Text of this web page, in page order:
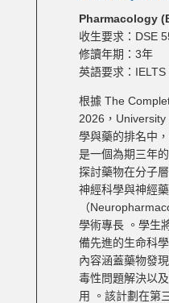
Pharmacology
收生要求：DSE
修讀年期：3年
英語要求：
根據 The
2026，
學與藥的排名中
是一個為期三年
探討藥物在分子
神經科學與神經
（
學術專長 。學生
備先進的生命科
內容涵蓋藥物發
毒性問題解決以
用 。該計劃在第